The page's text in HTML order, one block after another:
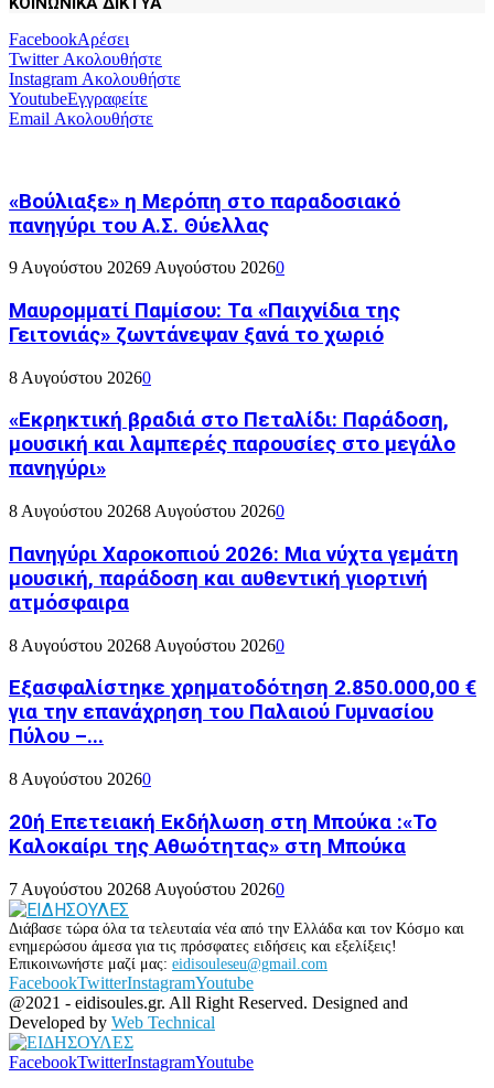
FacebookΑρέσει
TwitterΑκολουθήστε
Instagram Ακολουθήστε
YoutubeΕγγραφείτε
Email Ακολουθήστε
«Βούλιαξε» η Μερόπη στο παραδοσιακό
πανηγύρι του Α.Σ. Θύελλας
9 Αυγούστου 20269 Αυγούστου 20260
Μαυρομματί Παμίσου: Τα «Παιχνίδια της
Γειτονιάς» ζωντάνεψαν ξανά το χωριό
8 Αυγούστου 20260
«Εκρηκτική βραδιά στο Πεταλίδι: Παράδοση,
μουσική και λαμπερές παρουσίες στο μεγάλο
πανηγύρι»
8 Αυγούστου 20268 Αυγούστου 20260
Πανηγύρι Χαροκοπιού 2026: Μια νύχτα γεμάτη
μουσική, παράδοση και αυθεντική γιορτινή
ατμόσφαιρα
8 Αυγούστου 20268 Αυγούστου 20260
Εξασφαλίστηκε χρηματοδότηση 2.850.000,00 €
για την επανάχρηση του Παλαιού Γυμνασίου
Πύλου –...
8 Αυγούστου 20260
20ή Επετειακή Εκδήλωση στη Μπούκα :«Το
Καλοκαίρι της Αθωότητας» στη Μπούκα
7 Αυγούστου 20268 Αυγούστου 20260
Διάβασε τώρα όλα τα τελευταία νέα από την Ελλάδα και τον Κόσμο και
ενημερώσου άμεσα για τις πρόσφατες ειδήσεις και εξελίξεις!
Επικοινωνήστε μαζί μας: eidisouleseu@gmail.com
FacebookTwitterInstagramYoutube
@2021 - eidisoules.gr. All Right Reserved. Designed and
Developed by Web Technical
FacebookTwitterInstagramYoutube